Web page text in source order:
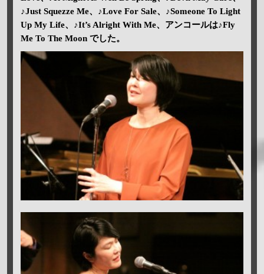
♪Just Squezze Me、♪Love For Sale、♪Someone To Light
Up My Life、♪It’s Alright With Me、アンコールは♪Fly
Me To The Moon でした。